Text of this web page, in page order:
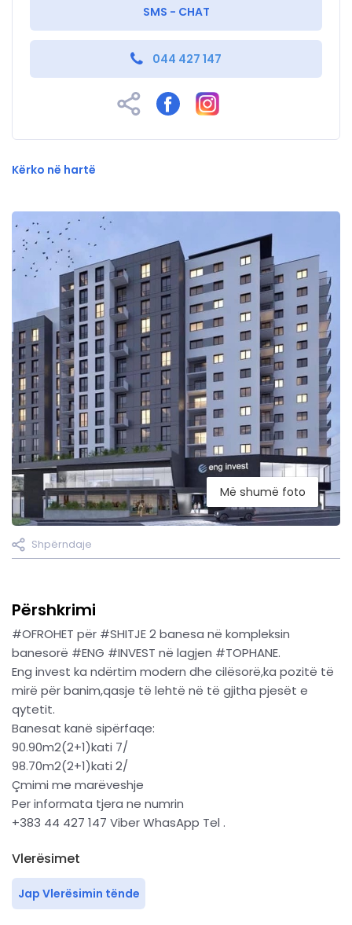
Më shumë foto
Shpërndaje
Përshkrimi
#OFROHET për #SHITJE 2 banesa në kompleksin
banesorë #ENG #INVEST në lagjen #TOPHANE.
Eng invest ka ndërtim modern dhe cilësorë,ka pozitë të
mirë për banim,qasje të lehtë në të gjitha pjesët e
qytetit.
Banesat kanë sipërfaqe:
90.90m2(2+1)kati 7/
98.70m2(2+1)kati 2/
Çmimi me marëveshje
Per informata tjera ne numrin
+383 44 427 147 Viber WhasApp Tel .
Vlerësimet
Jap Vlerësimin tënde
SMS - CHAT
044 427 147
Kërko në hartë